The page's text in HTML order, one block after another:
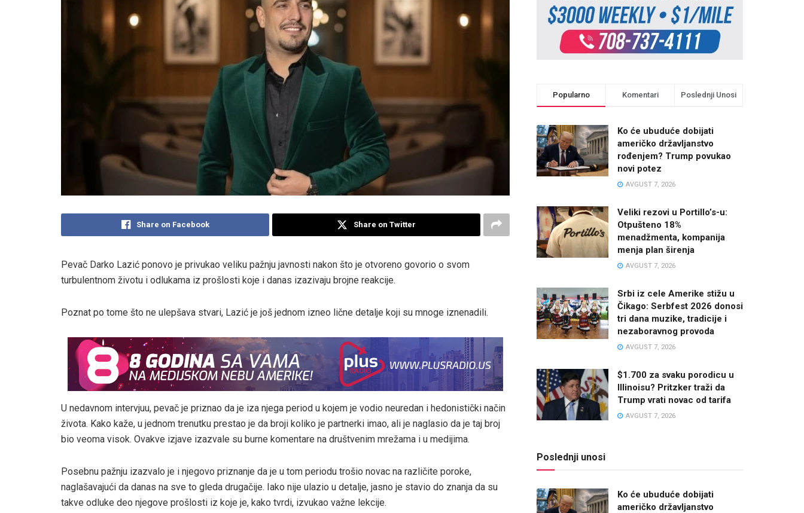
Share on Facebook Share on Twitter
Pevač Darko Lazić ponovo je privukao veliku pažnju javnosti nakon što je otvoreno govorio o svom
turbulentnom životu i odlukama iz prošlosti koje i danas izazivaju brojne reakcije.
Poznat po tome što ne ulepšava stvari, Lazić je još jednom izneo lične detalje koji su mnoge iznenadili.
U nedavnom intervjuu, pevač je priznao da je iza njega period u kojem je vodio neuredan i hedonistički način
života. Kako kaže, u jednom trenutku prestao je da broji koliko je partnerki imao, ali je naglasio da je taj broj
bio veoma visok. Ovakve izjave izazvale su burne komentare na društvenim mrežama i u medijima.
Posebnu pažnju izazvalo je i njegovo priznanje da je u tom periodu trošio novac na različite poroke,
naglašavajući da danas na sve to gleda drugačije. Iako nije ulazio u detalje, jasno je stavio do znanja da su
takve odluke deo njegove prošlosti iz koje je, kako tvrdi, izvukao važne lekcije.
Popularno Komentari Poslednji Unosi
Ko će ubuduće dobijati
američko državljanstvo
rođenjem? Trump povukao
novi potez
AVGUST 7, 2026
Veliki rezovi u Portillo’s-u:
Otpušteno 18%
menadžmenta, kompanija
menja plan širenja
AVGUST 7, 2026
Srbi iz cele Amerike stižu u
Čikago: Serbfest 2026 donosi
tri dana muzike, tradicije i
nezaboravnog provoda
AVGUST 7, 2026
$1.700 za svaku porodicu u
Illinoisu? Pritzker traži da
Trump vrati novac od tarifa
AVGUST 7, 2026
Poslednji unosi
Ko će ubuduće dobijati
američko državljanstvo